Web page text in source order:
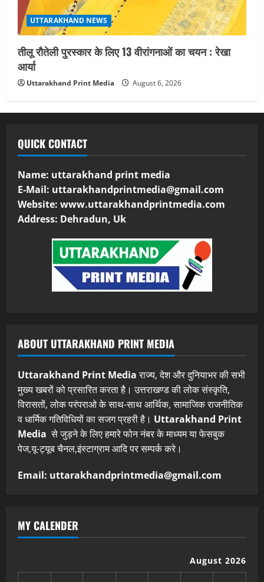
UTTARAKHAND NEWS
तीलू रौतेली पुरस्कार के लिए 13 वीरांगनाओं का चयन : रेखा
आर्या
Uttarakhand Print Media August 6, 2026
QUICK CONTACT
Name: uttarakhand print media
E-Mail: uttarakhandprintmedia@gmail.com
Website: www.uttarakhandprintmedia.com
Address: Dehradun, Uk
ABOUT UTTARAKHAND PRINT MEDIA
Uttarakhand Print Mediaराज्य, देश और दुनियाभर की सभी
मुख्य खबरों को प्रसारित करता है। उत्तराखण्ड की लोक संस्कृति,
विरासतों, लोक परंपराओ के साथ-साथ आर्थिक, सामाजिक राजनीतिक
व धार्मिक गतिविधियों का सजग प्रहरी है। Uttarakhand Print
Media से जुड़ने के लिए हमारे फोन नंबर के माध्यम या फेसबुक
पेज,यू-ट्यूब चैनल,इंस्टाग्राम आदि पर सम्पर्क करे।
Email: uttarakhandprintmedia@gmail.com
MY CALENDER
August 2026